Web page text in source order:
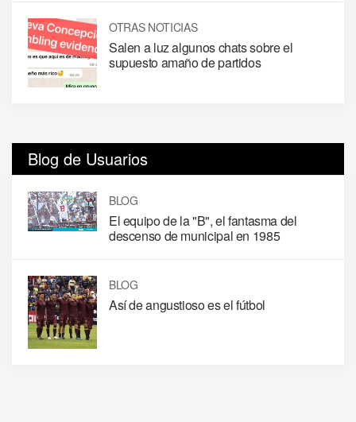
OTRAS NOTICIAS
Salen a luz algunos chats sobre el
supuesto amaño de partidos
Blog de Usuarios
BLOG
El equipo de la "B", el fantasma del
descenso de municipal en 1985
BLOG
Así de angustioso es el fútbol